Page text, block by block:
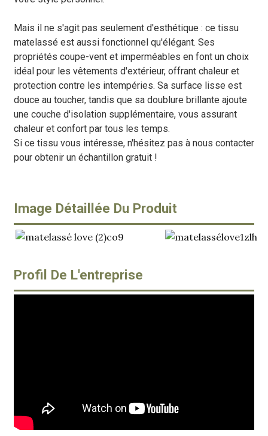
Mais il ne s'agit pas seulement d'esthétique : ce tissu
matelassé est aussi fonctionnel qu'élégant. Ses
propriétés coupe-vent et imperméables en font un choix
idéal pour les vêtements d'extérieur, offrant chaleur et
protection contre les intempéries. Sa surface lisse est
douce au toucher, tandis que sa doublure brillante ajoute
une couche d'isolation supplémentaire, vous assurant
chaleur et confort par tous les temps.
Si ce tissu vous intéresse, n'hésitez pas à nous contacter
pour obtenir un échantillon gratuit !
Image Détaillée Du Produit
Profil De L'entreprise